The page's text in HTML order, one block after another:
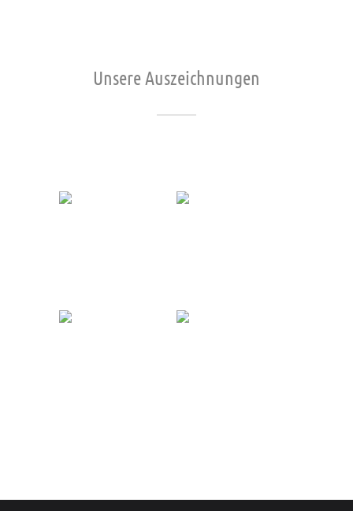
Unsere Auszeichnungen